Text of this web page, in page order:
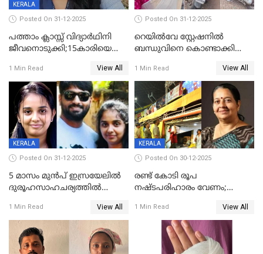
KERALA
Posted On 31-12-2025
പത്താം ക്ലാസ്സ് വിദ്യാര്‍ഥിനി
ജീവനൊടുക്കി;15കാരിയെ
കിടപ്പുമുറിയില്‍ തൂങ്ങി മരിച്ച
നിലയിൽ
1 Min Read View All
Posted On 31-12-2025
റെയിൽവേ സ്റ്റേഷനിൽ
ബന്ധുവിനെ കൊണ്ടാക്കി
ലോറി സ്കൂട്ടറിൽ ഇടിച്ചു :
യുവതിക്ക് ദാരുണാന്ത്യം
1 Min Read View All
KERALA
Posted On 31-12-2025
5 മാസം മുൻപ് ഇസ്രയേലിൽ
ദുരൂഹസാഹചര്യത്തിൽ
മലയാളി യുവാവിന്റെ ഭാര്യയും
മരിച്ചു
1 Min Read View All
KERALA
Posted On 30-12-2025
രണ്ട് കോടി രൂപ
നഷ്ടപരിഹാരം വേണം;
നോട്ടീസയച്ച് ഉമാ തോമസ്
1 Min Read View All